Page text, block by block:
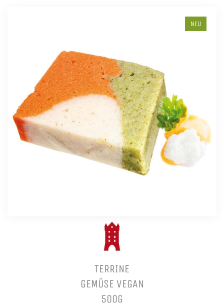
NEU
TERRINE
GEMÜSE VEGAN
500G